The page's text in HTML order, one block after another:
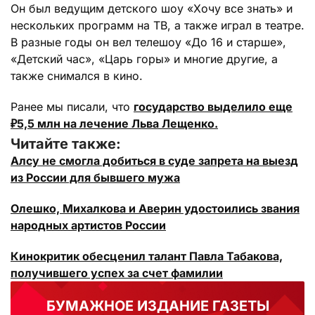
Он был ведущим детского шоу «Хочу все знать» и
нескольких программ на ТВ, а также играл в театре.
В разные годы он вел телешоу «До 16 и старше»,
«Детский час», «Царь горы» и многие другие, а
также снимался в кино.
Ранее мы писали, что государство выделило еще
₽5,5 млн на лечение Льва Лещенко.
Читайте также:
Алсу не смогла добиться в суде запрета на выезд
из России для бывшего мужа
Олешко, Михалкова и Аверин удостоились звания
народных артистов России
Кинокритик обесценил талант Павла Табакова,
получившего успех за счет фамилии
БУМАЖНОЕ ИЗДАНИЕ ГАЗЕТЫ